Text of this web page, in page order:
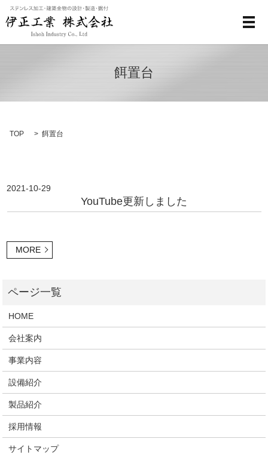
メ
餌置台
TOP 餌置台
2021-10-29
YouTube更新しました
MORE
HOME
会社案内
事業内容
設備紹介
製品紹介
採用情報
サイトマップ